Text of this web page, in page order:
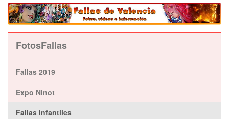
FotosFallas
Fallas 2019
Expo Ninot
Fallas infantiles